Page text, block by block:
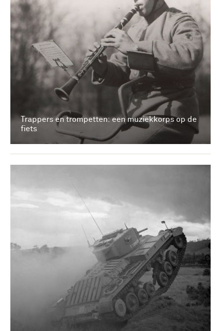
Trappers en trompetten: een muziekkorps op de
fiets